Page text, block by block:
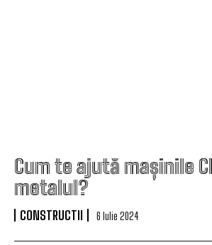
Cum te ajută mașinile
metalul?
CONSTRUCTII 6 Iulie 2024